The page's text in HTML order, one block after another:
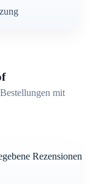
mit
Rezensionen